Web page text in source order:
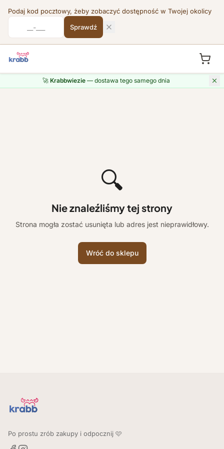
Podaj kod pocztowy, żeby zobaczyć dostępność w Twojej okolicy
Sprawdź
🚀 Krabbwiezie— dostawa tego samego dnia
🔍
Nie znaleźliśmy tej strony
Strona mogła zostać usunięta lub adres jest nieprawidłowy.
Wróć do sklepu
Po prostu zrób zakupy i odpocznij 🩷